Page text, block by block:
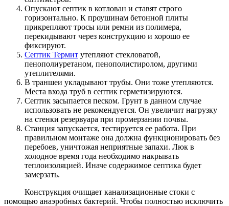
Опускают септик в котлован и ставят строго
горизонтально. К проушинам бетонной плиты
прикрепляют тросы или ремни из полимера,
перекидывают через конструкцию и хорошо ее
фиксируют.
Септик Термит утепляют стекловатой,
пенополиуретаном, пенополистиролом, другими
утеплителями.
В траншеи укладывают трубы. Они тоже утепляются.
Места входа труб в септик герметизируются.
Септик засыпается песком. Грунт в данном случае
использовать не рекомендуется. Он увеличит нагрузку
на стенки резервуара при промерзании почвы.
Станция запускается, тестируется ее работа. При
правильном монтаже она должна функционировать без
перебоев, уничтожая неприятные запахи. Люк в
холодное время года необходимо накрывать
теплоизоляцией. Иначе содержимое септика будет
замерзать.
Конструкция очищает канализационные стоки с
помощью анаэробных бактерий. Чтобы полностью исключить